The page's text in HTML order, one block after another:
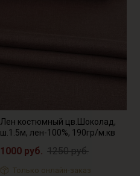
Лен костюмный цв.Шоколад,
ш.1.5м, лен-100%, 190гр/м.кв
1000 руб. 1250 руб.
Только онлайн-заказ